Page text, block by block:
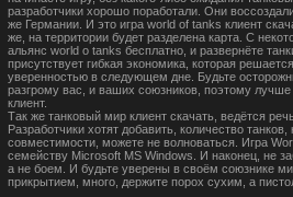
разработчики хорошо поработали. Они
же Германии. И это игра world of tanks клиент
же, на территории будет разделена карта. С
альянс world o tanks бесплатно, и развернёте
присутствует гибкая экономика, которая
уверенностью в следующем дне. Будьте
разгрому вас, и ваших союзников, поэтому
клиент.
Так же танковый мир клиент скачать, ведётся
Разработчики хотят добавить, количество
совместимости, можете не волноваться. Игра
семейству Microsoft MS Windows. И наконец, не
а не боем. И будьте уверены в своём союзнике
прикрытием, много, держите порох сухим, а